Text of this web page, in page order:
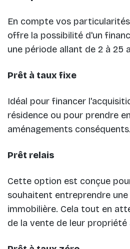
En compte vos
offre la possibilité d'un
une période allant de 2 à 25
Prêt à taux fixe
Idéal pour financer
résidence ou pour prendre
aménagements conséquents.
Prêt relais
Cette option est conçue
souhaitent entreprendre
immobilière. Cela tout en
de la vente de leur propriété